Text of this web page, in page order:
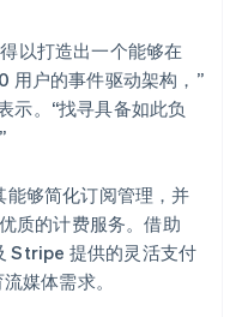
以打造出一个能够在
用户的事件驱动架构，”
示。“找寻具备如此负
够简化订阅管理，并
质的计费服务。借助
Stripe 提供的灵活支付
媒体需求。